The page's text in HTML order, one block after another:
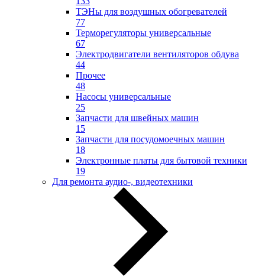
ТЭНы для воздушных обогревателей
77
Терморегуляторы универсальные
67
Электродвигатели вентиляторов обдува
44
Прочее
48
Насосы универсальные
25
Запчасти для швейных машин
15
Запчасти для посудомоечных машин
18
Электронные платы для бытовой техники
19
Для ремонта аудио-, видеотехники